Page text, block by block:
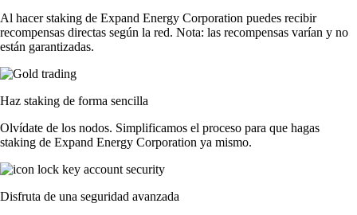
Al hacer staking de Expand Energy Corporation puedes recibir
recompensas directas según la red. Nota: las recompensas varían y no
están garantizadas.
Haz staking de forma sencilla
Olvídate de los nodos. Simplificamos el proceso para que hagas
staking de Expand Energy Corporation ya mismo.
Disfruta de una seguridad avanzada